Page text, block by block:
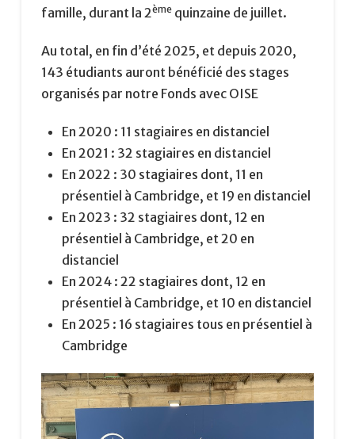
famille, durant la 2èmequinzaine de juillet.
Au total, en fin d’été 2025, et depuis 2020,
143 étudiants auront bénéficié des stages
organisés par notre Fonds avec OISE
En 2020 : 11 stagiaires en distanciel
En 2021 : 32 stagiaires en distanciel
En 2022 : 30 stagiaires dont, 11 en
présentiel à Cambridge, et 19 en distanciel
En 2023 : 32 stagiaires dont, 12 en
présentiel à Cambridge, et 20 en
distanciel
En 2024 : 22 stagiaires dont, 12 en
présentiel à Cambridge, et 10 en distanciel
En 2025 : 16 stagiaires tous en présentiel à
Cambridge